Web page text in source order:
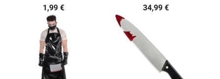
1,99 € 34,99 €